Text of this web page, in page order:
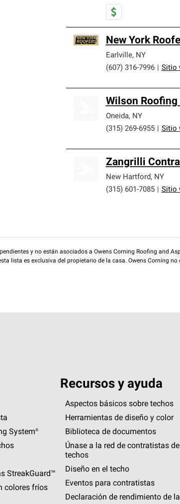
New York
Earlville, NY
(607) 316-7996
Sitio
Wilson Roofing
Oneida, NY
(315) 269-6955
Sitio
Zangrilli
New Hartford , NY
(315) 601-7085
Sitio
y no están asociados a Owens Corning Roofing and
lista es exclusiva del propietario de la casa. Owens Corning
System®
StreakGuard™
colores fríos
Recursos y ayuda
Aspectos básicos sobre techos
Herramientas de diseño y color
Biblioteca de documentos
Únase a la red de contratistas de
techos
Diseño en el techo
Eventos para contratistas
Declaración de rendimiento de